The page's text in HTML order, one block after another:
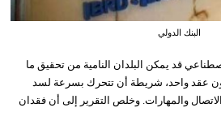
البنك الدولي
قد يمكن البلدان النامية من تحقيق ما
عقد واحد، شريطة أن تتحرك بسرعة لسد
والمهارات. وخلص التقرير إلى أن فقدان